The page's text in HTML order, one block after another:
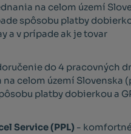
na celom území
spôsobu platby
a v prípade ak je tovar
do 4 pracovných
celom území Slovenska
platby dobierkou a
Service (PPL) -